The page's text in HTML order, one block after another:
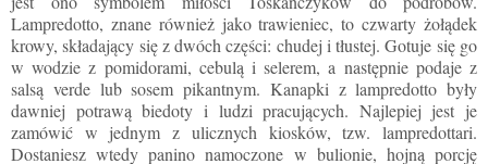
Lampredotto, znane również jako trawieniec, to czwarty żołądek
krowy, składający się z dwóch części: chudej i tłustej. Gotuje się go
w wodzie z pomidorami, cebulą i selerem, a następnie podaje z
salsą verde lub sosem pikantnym. Kanapki z lampredotto były
dawniej potrawą biedoty i ludzi pracujących. Najlepiej jest je
zamówić w jednym z ulicznych kiosków, tzw. lampredottari.
Dostaniesz wtedy panino namoczone w bulionie, hojną porcję